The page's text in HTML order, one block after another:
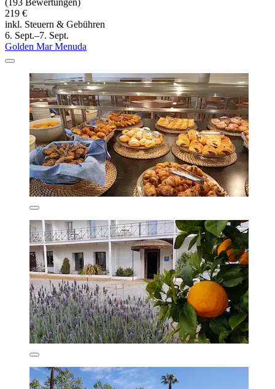
(193 Bewertungen)
219 €
inkl. Steuern & Gebühren
6. Sept.–7. Sept.
Golden Mar Menuda